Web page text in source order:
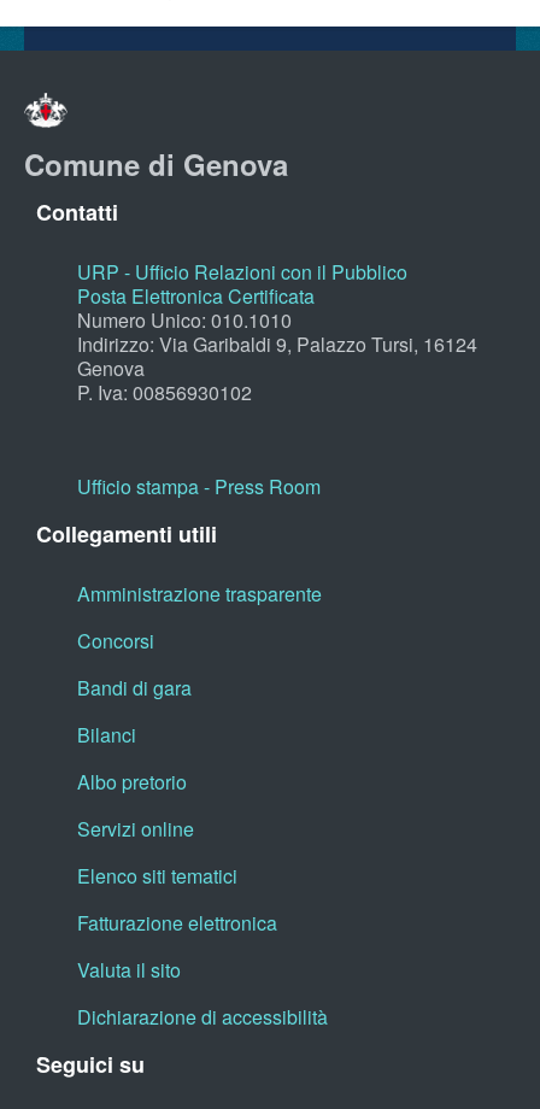
Comune di Genova
Contatti
URP - Ufficio Relazioni con il Pubblico
Posta Elettronica Certificata
Numero Unico: 010.1010
Indirizzo: Via Garibaldi 9, Palazzo Tursi, 16124
Genova
P. Iva: 00856930102
Ufficio stampa - Press Room
Collegamenti utili
Amministrazione trasparente
Concorsi
Bandi di gara
Bilanci
Albo pretorio
Servizi online
Elenco siti tematici
Fatturazione elettronica
Valuta il sito
Dichiarazione di accessibilità
Seguici su